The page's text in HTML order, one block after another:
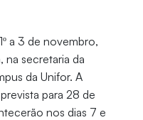
a 3 de novembro,
na secretaria da
da Unifor. A
para 28 de
nos dias 7 e